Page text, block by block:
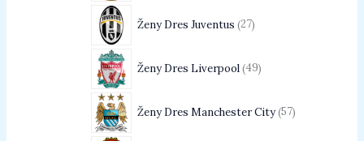
Ženy Dres Juventus 27
Ženy Dres Liverpool 49
Ženy Dres Manchester City 57